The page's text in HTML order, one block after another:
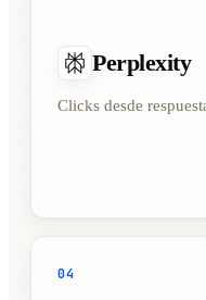
Perplexity
Clicks desde
04